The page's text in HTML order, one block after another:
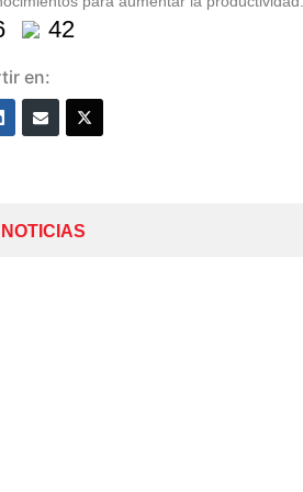
42
en: